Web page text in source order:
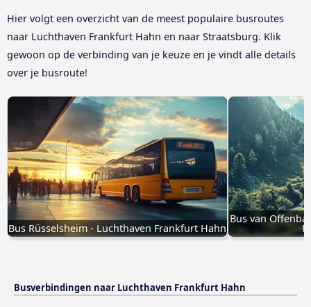
Hier volgt een overzicht van de meest populaire busroutes
naar Luchthaven Frankfurt Hahn en naar Straatsburg. Klik
gewoon op de verbinding van je keuze en je vindt alle details
over je busroute!
Bus Rüsselsheim - Luchthaven Frankfurt Hahn
Bus van
Busverbindingen naar Luchthaven Frankfurt Hahn